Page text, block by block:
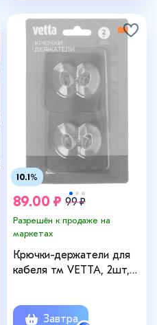
10.1%
89.00 ₽ 99 ₽
Разрешён к продаже на
маркетах
Крючки-держатели для
кабеля тм VETTA, 2шт,
Завтра